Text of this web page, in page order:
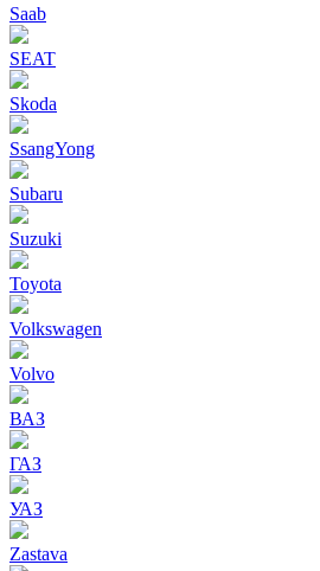
Saab
SEAT
Skoda
SsangYong
Subaru
Suzuki
Toyota
Volkswagen
Volvo
ВАЗ
ГАЗ
УАЗ
Zastava